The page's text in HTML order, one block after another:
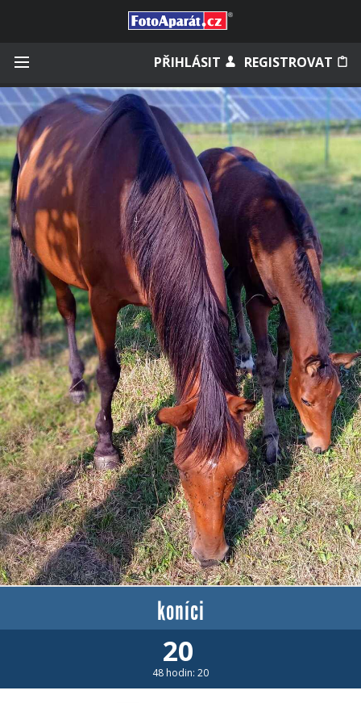
PŘIHLÁSIT REGISTROVAT
Zapamatovat
Zapomněli jste heslo?
Měli jste účet na starém webu?
koníci
20
48 hodin: 20